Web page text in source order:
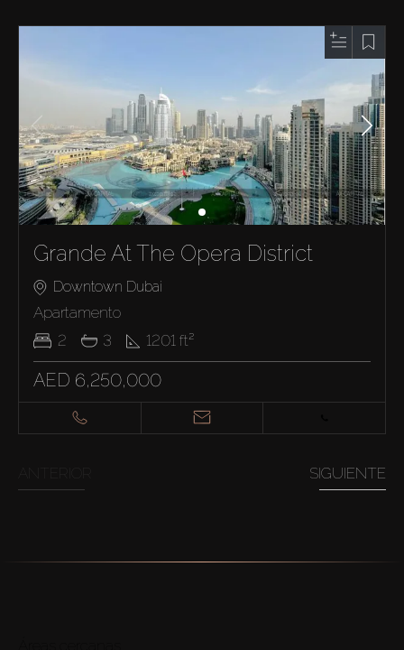
Grande At The Opera District
Downtown Dubai
Apartamento
2
3 1201 ft²
AED 6,250,000
SIGUIENTE